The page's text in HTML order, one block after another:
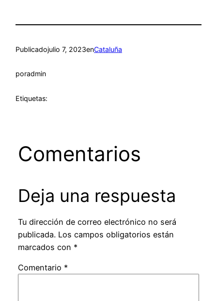
Publicadojulio 7, 2023enCataluña
poradmin
Etiquetas:
Comentarios
Deja una respuesta
Tu dirección de correo electrónico no será
publicada. Los campos obligatorios están
marcados con *
Comentario *